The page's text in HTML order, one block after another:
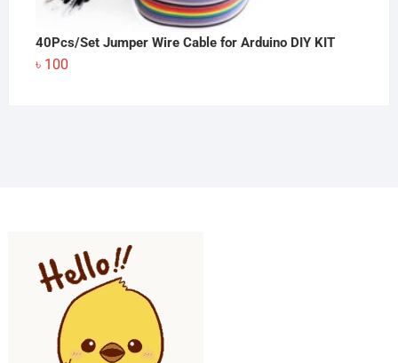
40Pcs/Set Jumper Wire Cable for Arduino DIY KIT
৳ 100